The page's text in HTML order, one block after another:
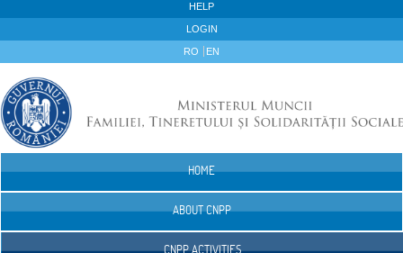
HELP
LOGIN
RO EN
HOME
ABOUT CNPP
CNPP ACTIVITIES